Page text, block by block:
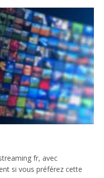
fr, avec
si vous préférez cette